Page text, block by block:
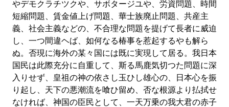
やデモクラチツクや、サボタージユや、労資問題、時間
短縮問題、賃金値上げ問題、華士族廃止問題、共産主
義、社会主義などの、不合理な問題を提げて長者に威迫
し、一つ間違ヘば、如何なる椿事を惹起するやも解ら
ぬ。否現に海外の某々国には既に実現して居る。我日本
国民は此際充分に自重して、斯る馬鹿気切つた問題に深
入りせず、皇祖の神の依さし玉ひし雄心の、日本心を振
り起し、天下の悪潮流を喰ひ留め、否な根源より払拭せ
なければ、神国の臣民として、一天万乗の我大君の赤子